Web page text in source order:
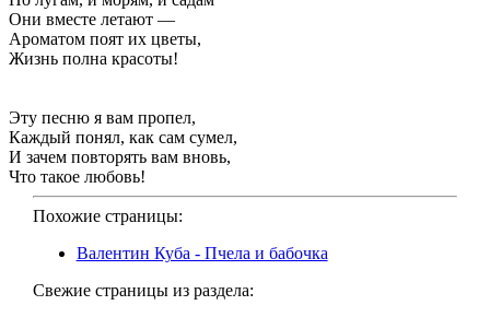
Они вместе летают —
Ароматом поят их цветы,
Жизнь полна красоты!
Эту песню я вам пропел,
Каждый понял, как сам сумел,
И зачем повторять вам вновь,
Что такое любовь!
Похожие страницы:
Валентин Куба - Пчела и бабочка
Свежие страницы из раздела: